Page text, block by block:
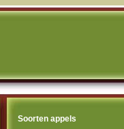
Soorten appels